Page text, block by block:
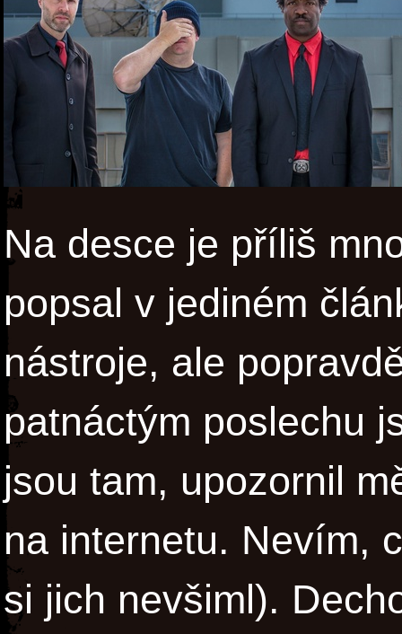
Na desce je příliš
popsal v jediném
nástroje, ale
patnáctým poslechu
jsou tam, upozornil
na internetu. Nevím,
si jich nevšiml).